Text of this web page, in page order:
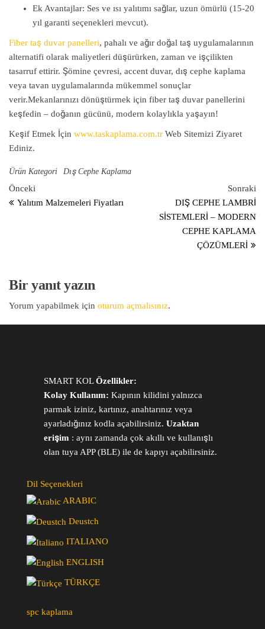
Ek Avantajlar: Ses ve ısı yalıtımı sağlar, uzun ömürlü (15-20
yıl garanti seçenekleri mevcut).
Fiber taş duvar panelleri, pahalı ve ağır doğal taş uygulamalarının
alternatifi olarak maliyetleri düşürürken, zaman ve işçilikten
tasarruf ettirir. Şömine çevresi, accent duvar, dış cephe kaplama
veya tavan uygulamalarında mükemmel sonuçlar
verir.Mekanlarınızı dönüştürmek için fiber taş duvar panellerini
keşfedin – doğanın gücünü, modern kolaylıkla yaşayın!
Keşif Etmek İçin www.taskaplama.com.tr Web Sitemizi Ziyaret
Ediniz.
Ürün Kategori Dış Cephe Kaplama
Yazı gezinmesi
Önceki Yazı
Önceki
Yalıtım Malzemeleri Fiyatları
Sonraki
DIŞ CEPHE LAMBRİ
SİSTEMLERİ – MODERN
CEPHE KAPLAMA
ÇÖZÜMLERİ
Bir yanıt yazın
Yorum yapabilmek için oturum açmalısınız.
SMART KOLÖzellikler:
Kolay Kullanım: Kapının kilidini yalnızca
parmak iziniz, kartınız, anahtarınız veya
ayarladığınız kodla açabilirsiniz. Uzaktan
erişim : aynı zamanda çok akıllı ve kullanışlı
olan tuya APP (BLE) ile de kapıyı açabilirsiniz.
Dil Seçenekleri
ARABIC
Deustch
ITALIANO
ENGLISH
TÜRKÇE
spc kaplama